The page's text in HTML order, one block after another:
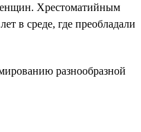
Хрестоматийным
в среде, где преобладали
разнообразной